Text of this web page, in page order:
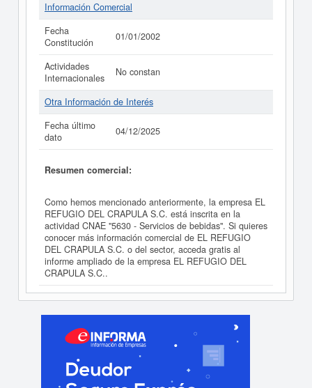
Información Comercial
Fecha
Constitución
01/01/2002
Actividades
Internacionales
No constan
Otra Información de Interés
Fecha último
dato
04/12/2025
Resumen comercial:
Como hemos mencionado anteriormente, la empresa EL
REFUGIO DEL CRAPULA S.C. está inscrita en la
actividad CNAE "5630 - Servicios de bebidas". Si quieres
conocer más información comercial de EL REFUGIO
DEL CRAPULA S.C. o del sector, acceda gratis al
informe ampliado de la empresa EL REFUGIO DEL
CRAPULA S.C..